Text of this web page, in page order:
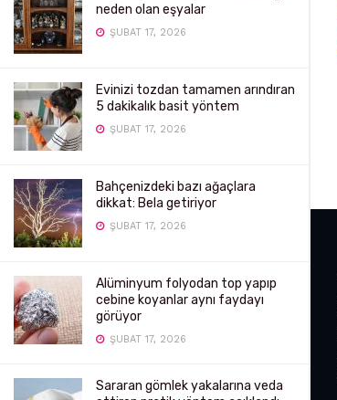
neden olan eşyalar
ŞUBAT 17, 2026
Evinizi tozdan tamamen arındıran
5 dakikalık basit yöntem
ŞUBAT 17, 2026
Bahçenizdeki bazı ağaçlara
dikkat: Bela getiriyor
ŞUBAT 17, 2026
Alüminyum folyodan top yapıp
cebine koyanlar aynı faydayı
görüyor
ŞUBAT 17, 2026
Sararan gömlek yakalarına veda